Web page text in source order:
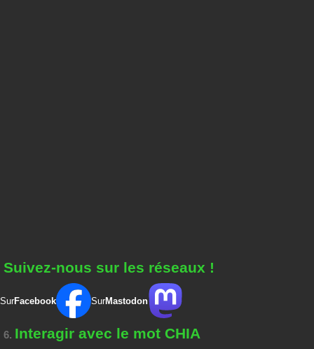
Suivez-nous sur les réseaux !
SurFacebook SurMastodon
6. Interagir avec le mot CHIA